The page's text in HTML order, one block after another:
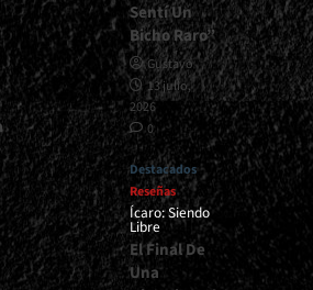
Sentí Un
Bicho Raro”
Gustavo
13 julio,
2026
0
Destacados
Reseñas
Ícaro: Siendo
Libre
El Final De
Una